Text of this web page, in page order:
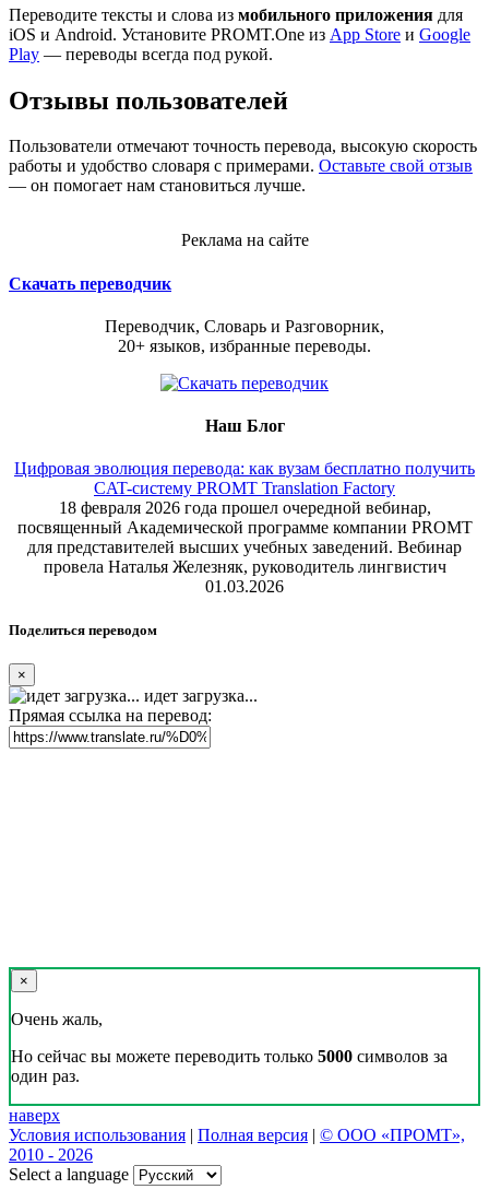
Переводите тексты и слова из мобильного приложения для
iOS и Android. Установите PROMT.One из App Store и Google
Play — переводы всегда под рукой.
Отзывы пользователей
Пользователи отмечают точность перевода, высокую скорость
работы и удобство словаря с примерами. Оставьте свой отзыв
— он помогает нам становиться лучше.
Реклама на сайте
Скачать переводчик
Переводчик, Словарь и Разговорник,
20+ языков, избранные переводы.
Наш Блог
Цифровая эволюция перевода: как вузам бесплатно получить
CAT-систему PROMT Translation Factory
18 февраля 2026 года прошел очередной вебинар,
посвященный Академической программе компании PROMT
для представителей высших учебных заведений. Вебинар
провела Наталья Железняк, руководитель лингвистич
01.03.2026
Поделиться переводом
×
идет загрузка...
Прямая ссылка на перевод:
×
Очень жаль,
Но сейчас вы можете переводить только 5000 символов за
один раз.
наверх
Условия использования | Полная версия | © ООО «ПРОМТ»,
2010 - 2026
Select a language